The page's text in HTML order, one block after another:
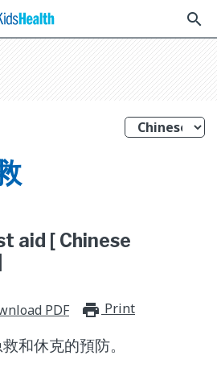
search
aid [ Chinese
PDF Print
和休克的預防。